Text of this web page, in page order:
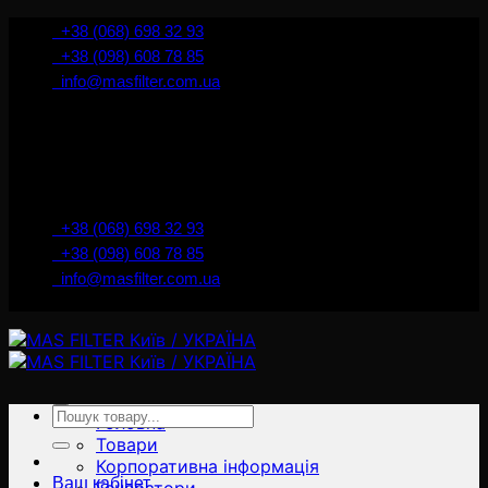
İçeriğe+38 (068) 698 32 93
+38 (098) 608 78 85
info@masfilter.com.ua
+38 (068) 698 32 93
+38 (098) 608 78 85
info@masfilter.com.ua
Головна
Товари
Корпоративна інформація
Ara:
Ваш кабінет